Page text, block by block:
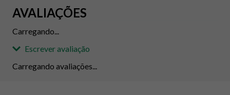
AVALIAÇÕES
Carregando...
Escrever avaliação
Carregando avaliações...